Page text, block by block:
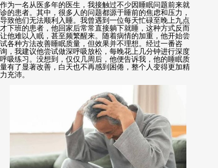
作为一名从医多年的医生，我接触过不少因睡眠问题前来就
诊的患者。其中，很多人的问题都源于睡前的焦虑和压力，
导致他们无法顺利入睡。我曾遇到一位每天忙碌至晚上九点
才下班的患者，他回家后常常直接躺下就睡，这种方式反而
让他难以入眠，甚至频繁醒来。随着病情的加重，他开始尝
试各种方法改善睡眠质量，但效果并不理想。经过一番咨
询，我建议他尝试做深呼吸放松，每晚花上几分钟进行深度
呼吸练习。没想到，仅仅几周后，他便告诉我，他的睡眠质
量有了显著改善，白天也不再感到困倦，整个人变得更加精
力充沛。